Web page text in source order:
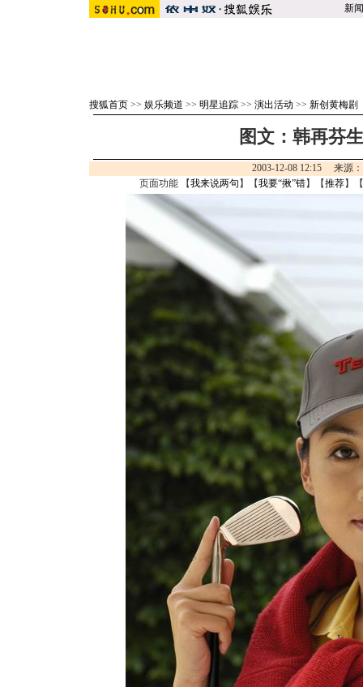
新闻
搜狐首页 >> 娱乐频道 >> 明星追踪 >> 演出活动 >> 新创黄梅剧
图文：韩再芬
2003-12-08 12:15 来源
页面功能 【我来说两句 】【我要“揪”错】【推荐】